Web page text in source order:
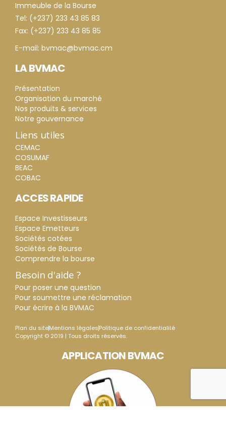
Immeuble de la Bourse
Tel: (+237) 233 43 85 83
Fax: (+237) 233 43 85 85
E-mail: bvmac@bvmac.cm
LA BVMAC
Présentation
Organisation du marché
Nos produits & services
Notre gouvernance
Liens utiles
CEMAC
COSUMAF
BEAC
COBAC
ACCES RAPIDE
Espace Investisseurs
Espace Emetteurs
Sociétés cotées
Sociétés de Bourse
Comprendre la bourse
Besoin d'aide ?
Pour poser une question
Pour soumettre une réclamation
Pour écrire à la BVMAC
Plan du siteMentions légalesPolitique de confidentialité
Copyright © 2019 | Tous droits réservés.
APPLICATION BVMAC